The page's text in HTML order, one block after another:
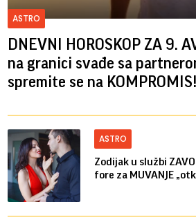
ASTRO
DNEVNI HOROSKOP ZA 9.
na granici svađe sa
spremite se na KOMPROMIS!
ASTRO
Zodijak u službi
fore za MUVANJE